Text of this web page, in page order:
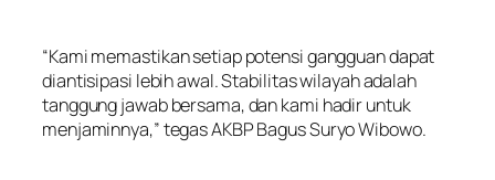
“Kami memastikan setiap potensi gangguan dapat
diantisipasi lebih awal. Stabilitas wilayah adalah
tanggung jawab bersama, dan kami hadir untuk
menjaminnya,” tegas AKBP Bagus Suryo Wibowo.